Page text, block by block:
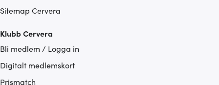
Sitemap Cervera
Klubb Cervera
Bli medlem / Logga in
Digitalt medlemskort
Prismatch